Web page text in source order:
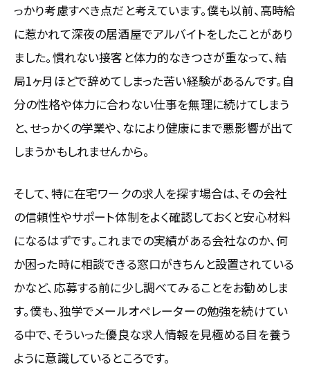
っかり考慮すべき点だと考えています。僕も以前、高時給
に惹かれて深夜の居酒屋でアルバイトをしたことがあり
ました。慣れない接客と体力的なきつさが重なって、結
局1ヶ月ほどで辞めてしまった苦い経験があるんです。自
分の性格や体力に合わない仕事を無理に続けてしまう
と、せっかくの学業や、なにより健康にまで悪影響が出て
しまうかもしれませんから。
そして、特に在宅ワークの求人を探す場合は、その会社
の信頼性やサポート体制をよく確認しておくと安心材料
になるはずです。これまでの実績がある会社なのか、何
か困った時に相談できる窓口がきちんと設置されている
かなど、応募する前に少し調べてみることをお勧めしま
す。僕も、独学でメールオペレーターの勉強を続けてい
る中で、そういった優良な求人情報を見極める目を養う
ように意識しているところです。